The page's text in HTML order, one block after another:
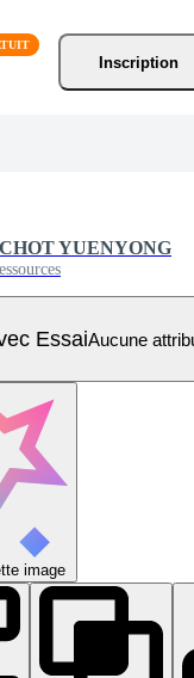
Inscription
YUENYONG
EssaiAucune
image